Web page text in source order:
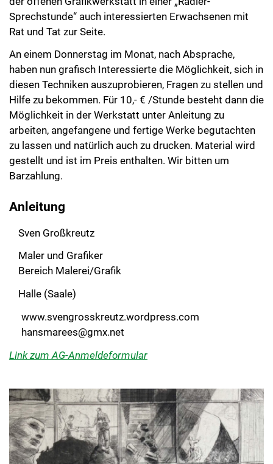
Sprechstunde“ auch interessierten Erwachsenen mit
Rat und Tat zur Seite.
An einem Donnerstag im Monat, nach Absprache,
haben nun grafisch Interessierte die Möglichkeit, sich in
diesen Techniken auszuprobieren, Fragen zu stellen und
Hilfe zu bekommen. Für 10,- € /Stunde besteht dann die
Möglichkeit in der Werkstatt unter Anleitung zu
arbeiten, angefangene und fertige Werke begutachten
zu lassen und natürlich auch zu drucken. Material wird
gestellt und ist im Preis enthalten. Wir bitten um
Barzahlung.
Anleitung
Sven Großkreutz
Maler und Grafiker
Bereich Malerei/Grafik
Halle (Saale)
www.svengrosskreutz.wordpress.com
hansmarees@gmx.net
Link zum AG-Anmeldeformular